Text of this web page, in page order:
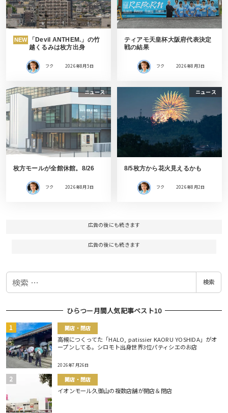
NEW
「Devil ANTHEM.」の竹
越くるみは枚方出身
フク 2026年8月5日
ティアモ天皇杯大阪府代表決定
戦の結果
フク 2026年8月3日
ニュース
枚方モールが全館休館。8/26
フク 2026年8月3日
ニュース
8/5枚方から花火見えるかも
フク 2026年8月2日
広告の後にも続きます
広告の後にも続きます
検
検索
ひらつー月間人気記事ベスト10
開店・閉店
高槻につくってた「HALO, patissier KAORU YOSHIDA」がオ
ープンしてる。シロモト出身世界3位パティシエのお店
2026年7月26日
開店・閉店
イオンモール久御山の複数店舗が開店＆閉店